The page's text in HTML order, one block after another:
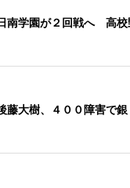
南学園が２回戦へ 高校
藤大樹、４００障害で銀